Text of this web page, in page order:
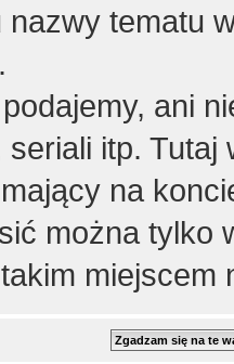
tematu
ani
itp. Tutaj
na
można tylko
miejscem